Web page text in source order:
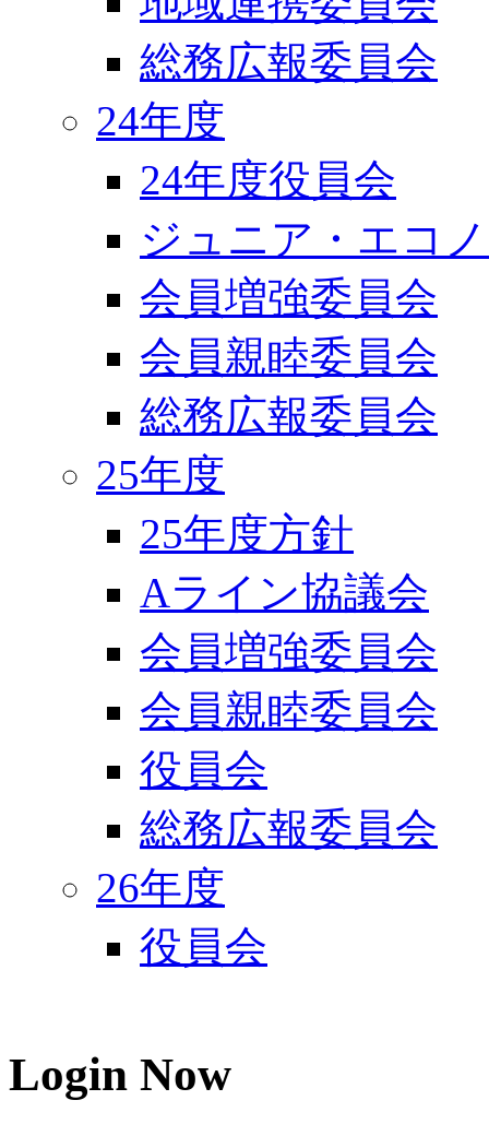
総務広報委員会
24年度
24年度役員会
ジュニア・エコ
会員増強委員会
会員親睦委員会
総務広報委員会
25年度
25年度方針
Aライン協議会
会員増強委員会
会員親睦委員会
役員会
総務広報委員会
26年度
役員会
Login Now